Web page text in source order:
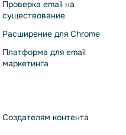
Проверка email на
существование
Расширение для Chrome
Платформа для email
маркетинга
Создателям контента